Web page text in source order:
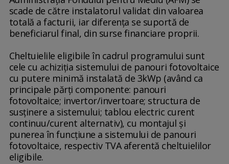
scade de către instalatorul validat din valoarea
totală a facturii, iar diferenţa se suportă de
beneficiarul final, din surse financiare proprii.
Cheltuielile eligibile în cadrul programului sunt
cele cu achiziţia sistemului de panouri fotovoltaice
cu putere minimă instalată de 3kWp (având ca
principale părţi componente: panouri
fotovoltaice; invertor/invertoare; structura de
susţinere a sistemului; tablou electric curent
continuu/curent alternativ), cu montajul şi
punerea în funcţiune a sistemului de panouri
fotovoltaice, respectiv TVA aferentă cheltuielilor
eligibile.